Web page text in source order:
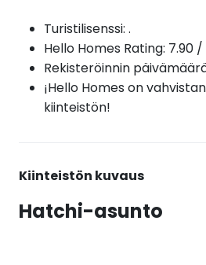
Turistilisenssi: .
Hello Homes Rating: 7.90 /
Rekisteröinnin
¡Hello Homes on
kiinteistön!
Kiinteistön kuvaus
Hatchi-asunto